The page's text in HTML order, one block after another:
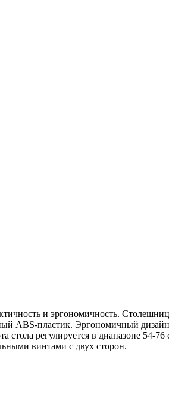
и эргономичность.
ABS-пластик. Эргономичный
регулируется в диапазоне 54-
винтами с двух сторон.